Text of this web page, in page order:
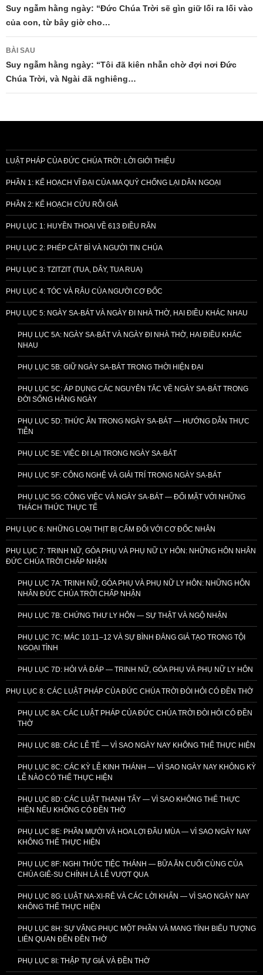
hướng
bài
viết
Suy ngẫm hằng ngày: “Đức Chúa Trời sẽ gìn giữ lối ra lối vào
của con, từ bây giờ cho…
BÀI SAU
Suy ngẫm hằng ngày: “Tôi đã kiên nhẫn chờ đợi nơi Đức
Chúa Trời, và Ngài đã nghiêng…
LUẬT PHÁP CỦA ĐỨC CHÚA TRỜI: LỜI GIỚI THIỆU
PHẦN 1: KẾ HOẠCH VĨ ĐẠI CỦA MA QUỶ CHỐNG LẠI DÂN NGOẠI
PHẦN 2: KẾ HOẠCH CỨU RỖI GIẢ
PHỤ LỤC 1: HUYỀN THOẠI VỀ 613 ĐIỀU RĂN
PHỤ LỤC 2: PHÉP CẮT BÌ VÀ NGƯỜI TIN CHÚA
PHỤ LỤC 3: TZITZIT (TUA, DÂY, TUA RUA)
PHỤ LỤC 4: TÓC VÀ RÂU CỦA NGƯỜI CƠ ĐỐC
PHỤ LỤC 5: NGÀY SA-BÁT VÀ NGÀY ĐI NHÀ THỜ, HAI ĐIỀU KHÁC NHAU
PHỤ LỤC 5A: NGÀY SA-BÁT VÀ NGÀY ĐI NHÀ THỜ, HAI ĐIỀU KHÁC
NHAU
PHỤ LỤC 5B: GIỮ NGÀY SA-BÁT TRONG THỜI HIỆN ĐẠI
PHỤ LỤC 5C: ÁP DỤNG CÁC NGUYÊN TẮC VỀ NGÀY SA-BÁT TRONG
ĐỜI SỐNG HẰNG NGÀY
PHỤ LỤC 5D: THỨC ĂN TRONG NGÀY SA-BÁT — HƯỚNG DẪN THỰC
TIỄN
PHỤ LỤC 5E: VIỆC ĐI LẠI TRONG NGÀY SA-BÁT
PHỤ LỤC 5F: CÔNG NGHỆ VÀ GIẢI TRÍ TRONG NGÀY SA-BÁT
PHỤ LỤC 5G: CÔNG VIỆC VÀ NGÀY SA-BÁT — ĐỐI MẶT VỚI NHỮNG
THÁCH THỨC THỰC TẾ
PHỤ LỤC 6: NHỮNG LOẠI THỊT BỊ CẤM ĐỐI VỚI CƠ ĐỐC NHÂN
PHỤ LỤC 7: TRINH NỮ, GÓA PHỤ VÀ PHỤ NỮ LY HÔN: NHỮNG HÔN NHÂN
ĐỨC CHÚA TRỜI CHẤP NHẬN
PHỤ LỤC 7A: TRINH NỮ, GÓA PHỤ VÀ PHỤ NỮ LY HÔN: NHỮNG HÔN
NHÂN ĐỨC CHÚA TRỜI CHẤP NHẬN
PHỤ LỤC 7B: CHỨNG THƯ LY HÔN — SỰ THẬT VÀ NGỘ NHẬN
PHỤ LỤC 7C: MÁC 10:11–12 VÀ SỰ BÌNH ĐẲNG GIẢ TẠO TRONG TỘI
NGOẠI TÌNH
PHỤ LỤC 7D: HỎI VÀ ĐÁP — TRINH NỮ, GÓA PHỤ VÀ PHỤ NỮ LY HÔN
PHỤ LỤC 8: CÁC LUẬT PHÁP CỦA ĐỨC CHÚA TRỜI ĐÒI HỎI CÓ ĐỀN THỜ
PHỤ LỤC 8A: CÁC LUẬT PHÁP CỦA ĐỨC CHÚA TRỜI ĐÒI HỎI CÓ ĐỀN
THỜ
PHỤ LỤC 8B: CÁC LỄ TẾ — VÌ SAO NGÀY NAY KHÔNG THỂ THỰC HIỆN
PHỤ LỤC 8C: CÁC KỲ LỄ KINH THÁNH — VÌ SAO NGÀY NAY KHÔNG KỲ
LỄ NÀO CÓ THỂ THỰC HIỆN
PHỤ LỤC 8D: CÁC LUẬT THANH TẨY — VÌ SAO KHÔNG THỂ THỰC
HIỆN NẾU KHÔNG CÓ ĐỀN THỜ
PHỤ LỤC 8E: PHẦN MƯỜI VÀ HOA LỢI ĐẦU MÙA — VÌ SAO NGÀY NAY
KHÔNG THỂ THỰC HIỆN
PHỤ LỤC 8F: NGHI THỨC TIỆC THÁNH — BỮA ĂN CUỐI CÙNG CỦA
CHÚA GIÊ-SU CHÍNH LÀ LỄ VƯỢT QUA
PHỤ LỤC 8G: LUẬT NA-XI-RÊ VÀ CÁC LỜI KHẤN — VÌ SAO NGÀY NAY
KHÔNG THỂ THỰC HIỆN
PHỤ LỤC 8H: SỰ VÂNG PHỤC MỘT PHẦN VÀ MANG TÍNH BIỂU TƯỢNG
LIÊN QUAN ĐẾN ĐỀN THỜ
PHỤ LỤC 8I: THẬP TỰ GIÁ VÀ ĐỀN THỜ